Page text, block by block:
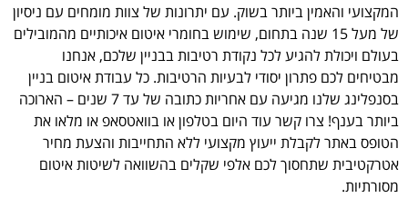
המקצועי והאמין ביותר בשוק. עם יתרונות של צוות מומחים עם ניסיון
של מעל 15 שנה בתחום, שימוש בחומרי איטום איכותיים מהמובילים
בעולם ויכולת להגיע לכל נקודת רטיבות בבניין שלכם, אנחנו
מבטיחים לכם פתרון יסודי לבעיות הרטיבות. כל עבודת איטום בניין
בסנפלינג שלנו מגיעה עם אחריות כתובה של עד 7 שנים – הארוכה
ביותר בענף! צרו קשר עוד היום בטלפון או בוואטסאפ או מלאו את
הטופס באתר לקבלת ייעוץ מקצועי ללא התחייבות והצעת מחיר
אטרקטיבית שתחסוך לכם אלפי שקלים בהשוואה לשיטות איטום
מסורתיות.